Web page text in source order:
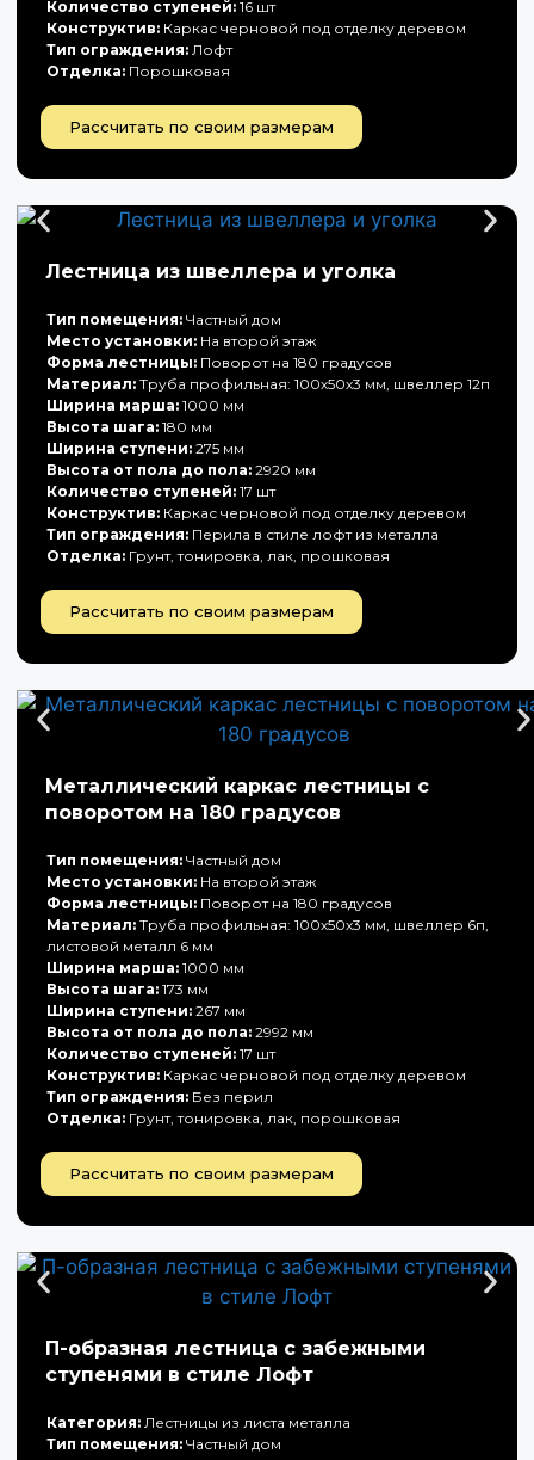
Количество ступеней: 16 шт
Конструктив: Каркас черновой под отделку деревом
Тип ограждения: Лофт
Отделка: Порошковая
Рассчитать по своим размерам
Лестница из швеллера и уголка
Тип помещения: Частный дом
Место установки: На второй этаж
Форма лестницы: Поворот на 180 градусов
Материал: Труба профильная: 100х50х3 мм, швеллер 12п
Ширина марша: 1000 мм
Высота шага: 180 мм
Ширина ступени: 275 мм
Высота от пола до пола: 2920 мм
Количество ступеней: 17 шт
Конструктив: Каркас черновой под отделку деревом
Тип ограждения: Перила в стиле лофт из металла
Отделка: Грунт, тонировка, лак, прошковая
Рассчитать по своим размерам
Металлический каркас лестницы с
поворотом на 180 градусов
Тип помещения: Частный дом
Место установки: На второй этаж
Форма лестницы: Поворот на 180 градусов
Материал: Труба профильная: 100х50х3 мм, швеллер 6п,
листовой металл 6 мм
Ширина марша: 1000 мм
Высота шага: 173 мм
Ширина ступени: 267 мм
Высота от пола до пола: 2992 мм
Количество ступеней: 17 шт
Конструктив: Каркас черновой под отделку деревом
Тип ограждения: Без перил
Отделка: Грунт, тонировка, лак, порошковая
Рассчитать по своим размерам
П-образная лестница с забежными
ступенями в стиле Лофт
Категория: Лестницы из листа металла
Тип помещения: Частный дом